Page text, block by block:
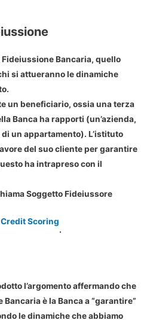
Bancaria, quello
si attueranno le dinamiche
un beneficiario, ossia una terza
Banca ha rapporti (un’azienda,
un appartamento). L’istituto
del suo cliente per garantire
ha intrapreso con il
Soggetto Fideiussore
Credit Scoring
.
l’argomento affermando che
è la Banca a “garantire”
le dinamiche che abbiamo